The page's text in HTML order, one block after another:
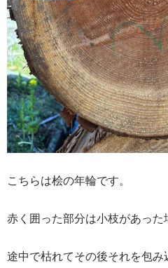
こちらは桧の年輪です。
赤く囲った部分は小枝があった
途中で枯れてその後それを包